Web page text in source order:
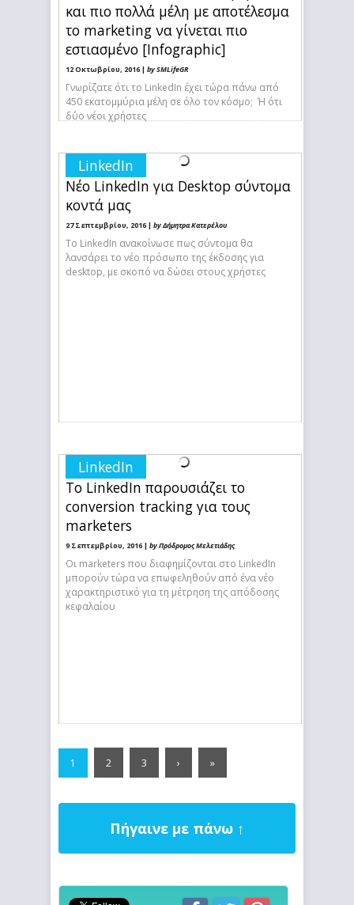
και πιο πολλά μέλη με αποτέλεσμα
το marketing να γίνεται πιο
εστιασμένο [Infographic]
12 Οκτωβρίου, 2016 | by SMLifeGR
Γνωρίζατε ότι το LinkedIn έχει τώρα πάνω από
450 εκατομμύρια μέλη σε όλο τον κόσμο; Ή ότι
δύο νέοι χρήστες
LinkedIn
Νέο LinkedIn για Desktop σύντομα
κοντά μας
27 Σεπτεμβρίου, 2016 | by Δήμητρα Κατερέλου
Το LinkedIn ανακοίνωσε πως σύντομα θα
λανσάρει το νέο πρόσωπο της έκδοσης για
desktop, με σκοπό να δώσει στους χρήστες
LinkedIn
Το LinkedIn παρουσιάζει το
conversion tracking για τους
marketers
9 Σεπτεμβρίου, 2016 | by Πρόδρομος Μελετιάδης
Οι marketers που διαφημίζονται στο LinkedIn
μπορούν τώρα να επωφεληθούν από ένα νέο
χαρακτηριστικό για τη μέτρηση της απόδοσης
κεφαλαίου
1 2 3 › »
Πήγαινε με πάνω ↑